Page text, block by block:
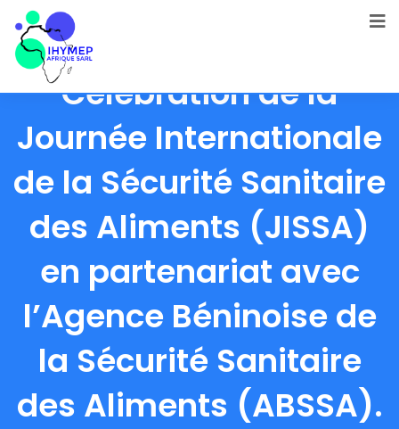
Célébration de la
Journée Internationale
de la Sécurité Sanitaire
des Aliments (JISSA)
en partenariat avec
l’Agence Béninoise de
la Sécurité Sanitaire
des Aliments (ABSSA).